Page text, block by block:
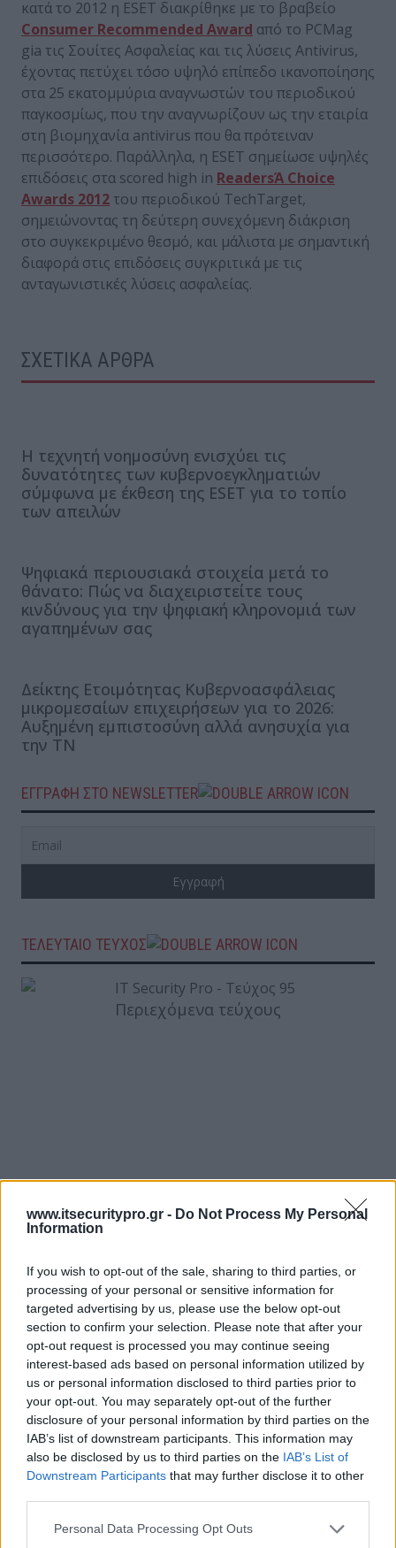
www.itsecuritypro.gr - Do Not Process My Personal
Information
If you wish to opt-out of the sale, sharing to third parties, or
processing of your personal or sensitive information for
targeted advertising by us, please use the below opt-out
section to confirm your selection. Please note that after your
opt-out request is processed you may continue seeing
interest-based ads based on personal information utilized by
us or personal information disclosed to third parties prior to
your opt-out. You may separately opt-out of the further
disclosure of your personal information by third parties on the
IAB’s list of downstream participants. This information may
also be disclosed by us to third parties on the IAB’s List of
Downstream Participants that may further disclose it to other
Personal Data Processing Opt Outs
κατά το 2012 η ESET διακρίθηκε με το βραβείο
Consumer Recommended Award από το PCMag
gia τις Σουίτες Ασφαλείας και τις λύσεις Antivirus,
έχοντας πετύχει τόσο υψηλό επίπεδο ικανοποίησης
στα 25 εκατομμύρια αναγνωστών του περιοδικού
παγκοσμίως, που την αναγνωρίζουν ως την εταιρία
στη βιομηχανία antivirus που θα πρότειναν
περισσότερο. Παράλληλα, η ESET σημείωσε υψηλές
επιδόσεις στα scored high in ReadersΆ Choice
Awards 2012 του περιοδικού TechTarget,
σημειώνοντας τη δεύτερη συνεχόμενη διάκριση
στο συγκεκριμένο θεσμό, και μάλιστα με σημαντική
διαφορά στις επιδόσεις συγκριτικά με τις
ανταγωνιστικές λύσεις ασφαλείας.
ΣΧΕΤΙΚΑ ΑΡΘΡΑ
Η τεχνητή νοημοσύνη ενισχύει τις
δυνατότητες των κυβερνοεγκληματιών
σύμφωνα με έκθεση της ESET για το τοπίο
των απειλών
Ψηφιακά περιουσιακά στοιχεία μετά το
θάνατο: Πώς να διαχειριστείτε τους
κινδύνους για την ψηφιακή κληρονομιά των
αγαπημένων σας
Δείκτης Ετοιμότητας Κυβερνοασφάλειας
μικρομεσαίων επιχειρήσεων για το 2026:
Αυξημένη εμπιστοσύνη αλλά ανησυχία για
την ΤΝ
ΕΓΓΡΑΦΗ ΣΤΟ NEWSLETTER
ΤΕΛΕΥΤΑΙΟ ΤΕΥΧΟΣ
Περιεχόμενα τεύχους